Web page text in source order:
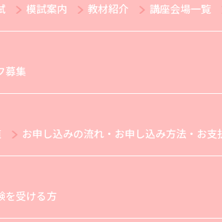
模試案内 教材紹介 講座会場一覧
募集
お申し込みの流れ・お申し込み方法・お支
を受ける方